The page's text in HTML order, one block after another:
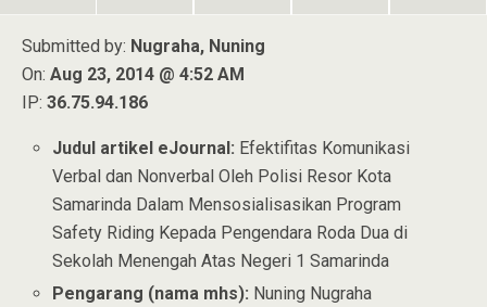
Submitted by: Nugraha, Nuning
On: Aug 23, 2014 @ 4:52 AM
IP: 36.75.94.186
Judul artikel eJournal: Efektifitas Komunikasi
Verbal dan Nonverbal Oleh Polisi Resor Kota
Samarinda Dalam Mensosialisasikan Program
Safety Riding Kepada Pengendara Roda Dua di
Sekolah Menengah Atas Negeri 1 Samarinda
Pengarang (nama mhs): Nuning Nugraha